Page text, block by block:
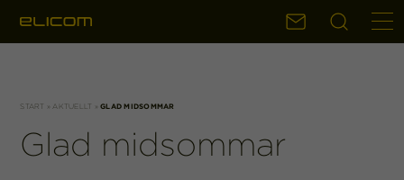
KontaktSök
START »AKTUELLT »GLAD MIDSOMMAR
Glad midsommar